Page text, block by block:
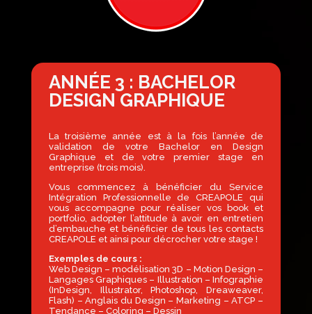
ANNÉE 3 : BACHELOR
DESIGN GRAPHIQUE
La troisième année est à la fois l’année de
validation de votre Bachelor en Design
Graphique et de votre premier stage en
entreprise (trois mois).
Vous commencez à bénéficier du Service
Intégration Professionnelle de CREAPOLE qui
vous accompagne pour réaliser vos book et
portfolio, adopter l’attitude à avoir en entretien
d’embauche et bénéficier de tous les contacts
CREAPOLE et ainsi pour décrocher votre stage !
Exemples de cours :
Web Design – modélisation 3D – Motion Design –
Langages Graphiques – Illustration – Infographie
(InDesign, Illustrator, Photoshop, Dreaweaver,
Flash) – Anglais du Design – Marketing – ATCP –
Tendance – Coloring – Dessin